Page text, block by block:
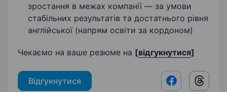
зростання в межах компанії — за умови
стабільних результатів та достатнього рівня
англійської (напрям освіти за кордоном)
Чекаємо на ваше резюме на [відгукнутися]
Відгукнутися Facebook